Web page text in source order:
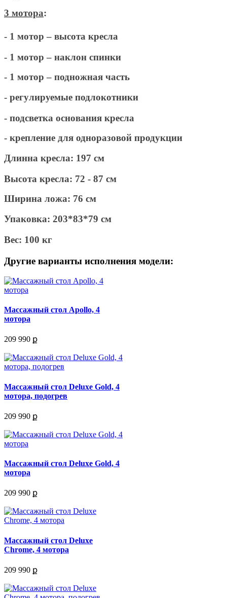
3 мотора:
- 1 мотор – высота кресла
- 1 мотор – наклон спинки
- 1 мотор – подножная часть
- регулируемые подлокотники
- подсветка основания кресла
- крепление для одноразовой продукции
Длинна кресла: 197 см
Высота кресла: 72 - 87 см
Ширина ложа: 76 см
Упаковка: 203*83*79 см
Вес: 100 кг
Другие варианты исполнения модели:
Массажный стол Apollo, 4
мотора
209 990 ք
Массажный стол Deluxe Gold, 4
мотора, подогрев
209 990 ք
Массажный стол Deluxe Gold, 4
мотора
209 990 ք
Массажный стол Deluxe
Chrome, 4 мотора
209 990 ք